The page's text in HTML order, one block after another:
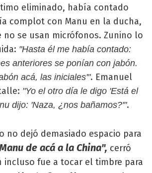
eliminado, había contado
complot con Manu en la ducha,
no se usan micrófonos. Zunino lo
"Hasta él me había contado:
anteriores se ponían con jabón.
acá, las iniciales'". Emanuel
"Yo el otro día le digo 'Está el
dijo: 'Naza, ¿nos bañamos?'".
no dejó demasiado espacio para
de acá a la China", cerró
incluso fue a tocar el timbre para